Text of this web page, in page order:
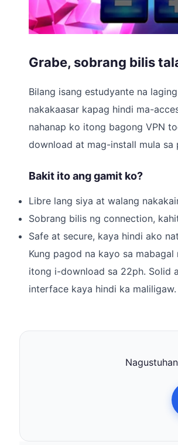
Grabe, sobrang bilis
Bilang isang estudyante na
nakakaasar kapag hindi ma-
nahanap ko itong bagong VPN
download at mag-install mula sa
Bakit ito ang gamit ko?
Libre lang siya at walang
Sobrang bilis ng connection,
Safe at secure, kaya hindi ako
Kung pagod na kayo sa
itong i-download sa 22ph. Solid
interface kaya hindi ka maliligaw.